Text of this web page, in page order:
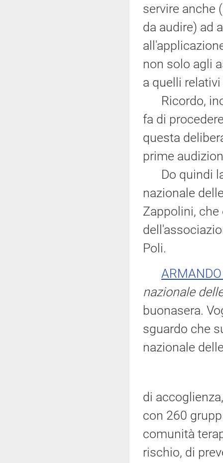
servire anche
da audire) ad
non solo agli
a quelli
Ricordo,
fa di
questa
prime
Do quindi la
nazionale
Zappolini,
Poli.
nazionale
buonasera.
sguardo che
nazionale
di
con 260
comunità
rischio, di